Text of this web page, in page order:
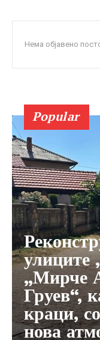
Нема објавено
Popular
улиците
„Мирче
Груев“,
краци,
нова